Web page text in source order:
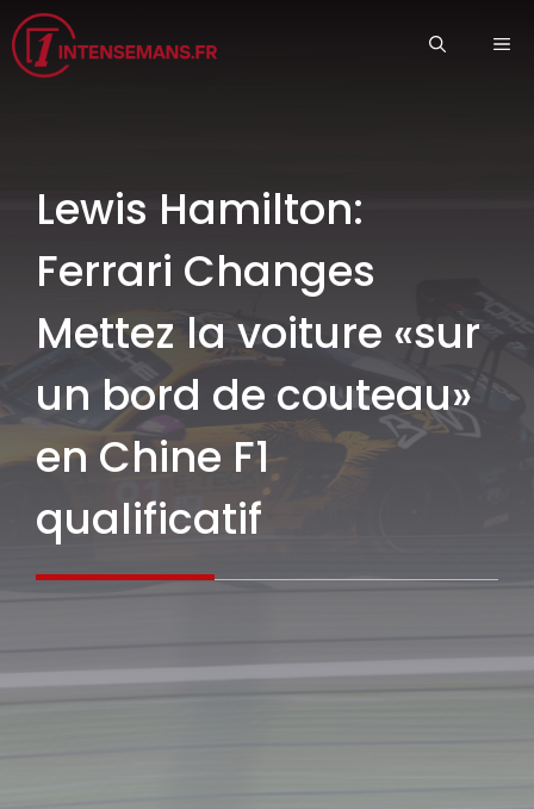
Aller
au
contenu
Lewis Hamilton:
Ferrari Changes
Mettez la voiture «sur
un bord de couteau»
en Chine F1
qualificatif